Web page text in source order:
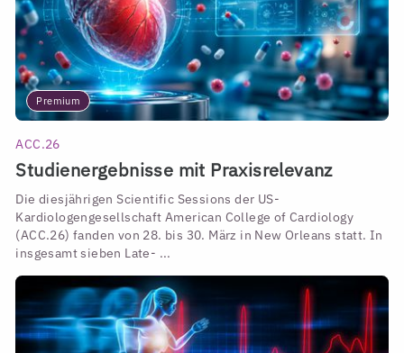
Premium
ACC.26
Studienergebnisse mit Praxisrelevanz
Die diesjährigen Scientific Sessions der US-
Kardiologengesellschaft American College of Cardiology
(ACC.26) fanden von 28. bis 30. März in New Orleans statt. In
insgesamt sieben Late- ...